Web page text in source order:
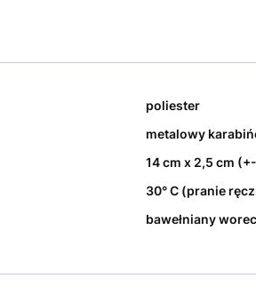
poliester
metalowy
14 cm x 2,5 cm
30° C (pranie
bawełniany